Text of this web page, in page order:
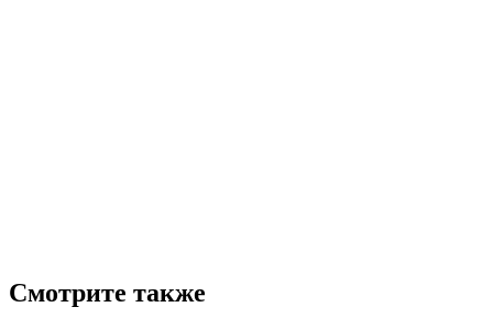
Смотрите также